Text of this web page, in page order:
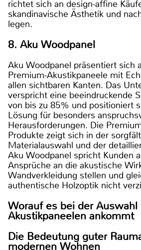
richtet sich an design-affine
skandinavische Ästhetik und
legen.
8. Aku Woodpanel
Aku Woodpanel präsentiert sich
Premium-Akustikpaneele mit
allen sichtbaren Kanten. Das
verspricht eine beeindruckende
von bis zu 85% und positioniert
Lösung für besonders
Herausforderungen. Die
Produkte zeigt sich in der
Materialauswahl und der
Aku Woodpanel spricht Kunden
Ansprüche an die akustische
Wandverkleidung stellen und
authentische Holzoptik nicht
Worauf es bei der Auswahl
Akustikpaneelen ankommt
Die Bedeutung guter
modernen Wohnen